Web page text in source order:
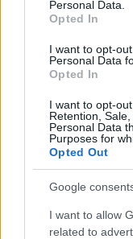
Personal Data.
Opted In
I want to opt-
Personal Data
Opted In
I want to opt-
Retention,
Personal Data
Purposes for
Opted Out
Google
I want to allow
related to